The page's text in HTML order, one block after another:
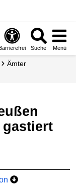
Suche Menü
Ämter